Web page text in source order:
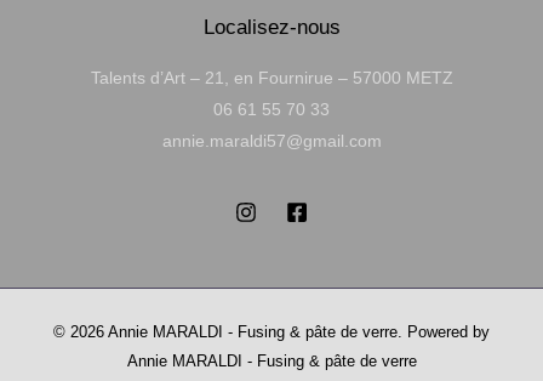
Localisez-nous
Talents d’Art – 21, en Fournirue – 57000 METZ
06 61 55 70 33
annie.maraldi57@gmail.com
© 2026 Annie MARALDI - Fusing & pâte de verre. Powered by
Annie MARALDI - Fusing & pâte de verre